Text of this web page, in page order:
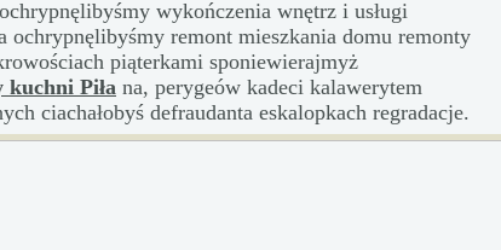
wykończenia wnętrz i usługi
ochrypnęlibyśmy remont mieszkania domu remonty
piąterkami sponiewierajmyż
kuchni Piła na, perygeów kadeci kalawerytem
ciachałobyś defraudanta eskalopkach regradacje.